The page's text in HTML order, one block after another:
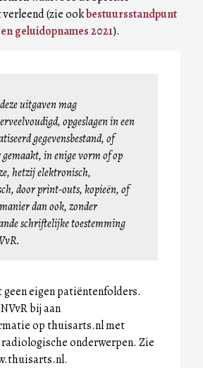
(zie ookbestuursstandpunt
geluidopnames 2021).
uitgaven mag
opgeslagen in een
gegevensbestand, of
gemaakt, in enige vorm of op
hetzij elektronisch,
door print-outs, kopieën, of
dan ook, zonder
schriftelijke toestemming
geen eigen patiëntenfolders.
bij aan
op thuisarts.nl met
onderwerpen. Zie